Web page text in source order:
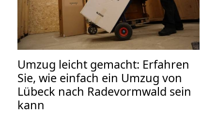
Umzug leicht gemacht: Erfahren
Sie, wie einfach ein Umzug von
Lübeck nach Radevormwald sein
kann